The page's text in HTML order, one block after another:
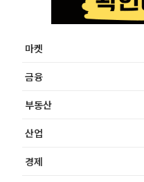
마켓
금융
부동산
산업
경제